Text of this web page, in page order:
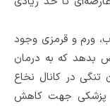
ورم و قرمزی وجود
بدهد که به درمان
تنگی در کانال نخاع
پزشکی جهت کاهش